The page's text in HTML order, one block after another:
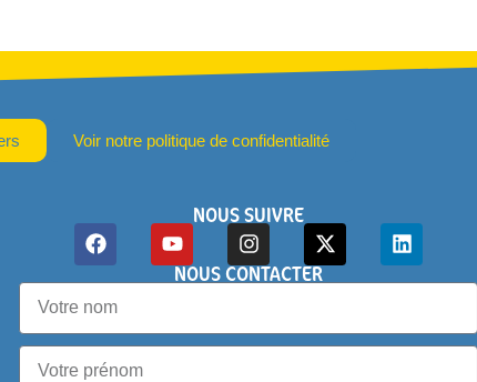
Voir notre politique de confidentialité
NOUS SUIVRE
NOUS CONTACTER